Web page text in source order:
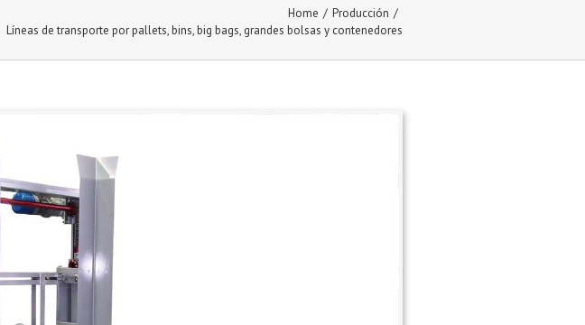
Home / Producción /
Líneas de transporte por pallets, bins, big bags, grandes bolsas y contenedores